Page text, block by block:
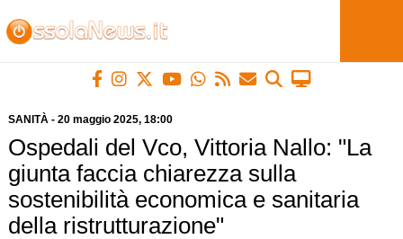
SANITÀ- 20 maggio 2025, 18:00
Ospedali del Vco, Vittoria Nallo: "La
giunta faccia chiarezza sulla
sostenibilità economica e sanitaria
della ristrutturazione"